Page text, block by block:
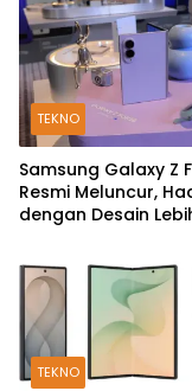
TEKNO
Samsung Galaxy Z
Resmi Meluncur,
dengan Desain
TEKNO